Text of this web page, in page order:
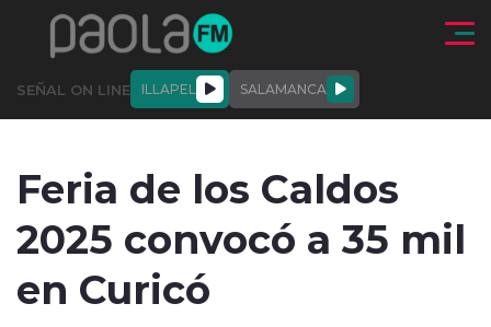
Click acá para ir directamente al contenido
SEÑAL ON LINE ILLAPEL SALAMANCA
ACTUALIDAD
Feria de los Caldos
2025 convocó a 35 mil
en Curicó